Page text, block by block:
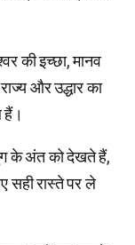
की इच्छा, मानव
और उद्धार का
हैं।
के अंत को देखते हैं,
सही रास्ते पर ले